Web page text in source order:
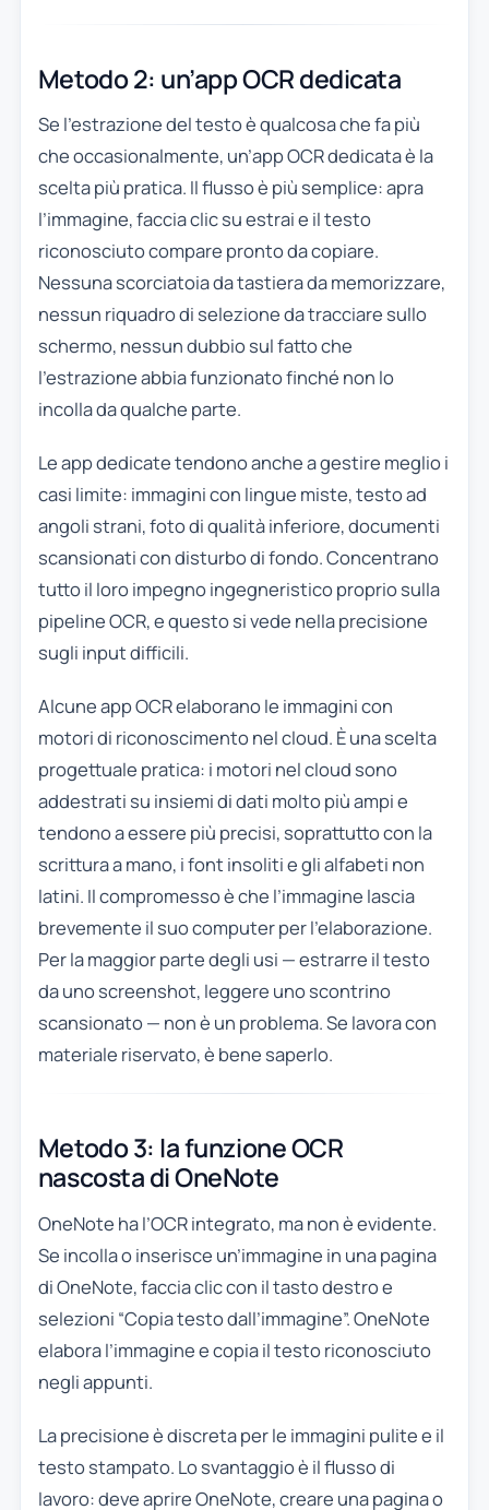
Metodo 2: un’app OCR dedicata
Se l’estrazione del testo è qualcosa che fa più
che occasionalmente, un’app OCR dedicata è la
scelta più pratica. Il flusso è più semplice: apra
l’immagine, faccia clic su estrai e il testo
riconosciuto compare pronto da copiare.
Nessuna scorciatoia da tastiera da memorizzare,
nessun riquadro di selezione da tracciare sullo
schermo, nessun dubbio sul fatto che
l’estrazione abbia funzionato finché non lo
incolla da qualche parte.
Le app dedicate tendono anche a gestire meglio i
casi limite: immagini con lingue miste, testo ad
angoli strani, foto di qualità inferiore, documenti
scansionati con disturbo di fondo. Concentrano
tutto il loro impegno ingegneristico proprio sulla
pipeline OCR, e questo si vede nella precisione
sugli input difficili.
Alcune app OCR elaborano le immagini con
motori di riconoscimento nel cloud. È una scelta
progettuale pratica: i motori nel cloud sono
addestrati su insiemi di dati molto più ampi e
tendono a essere più precisi, soprattutto con la
scrittura a mano, i font insoliti e gli alfabeti non
latini. Il compromesso è che l’immagine lascia
brevemente il suo computer per l’elaborazione.
Per la maggior parte degli usi — estrarre il testo
da uno screenshot, leggere uno scontrino
scansionato — non è un problema. Se lavora con
materiale riservato, è bene saperlo.
Metodo 3: la funzione OCR
nascosta di OneNote
OneNote ha l’OCR integrato, ma non è evidente.
Se incolla o inserisce un’immagine in una pagina
di OneNote, faccia clic con il tasto destro e
selezioni “Copia testo dall’immagine”. OneNote
elabora l’immagine e copia il testo riconosciuto
negli appunti.
La precisione è discreta per le immagini pulite e il
testo stampato. Lo svantaggio è il flusso di
lavoro: deve aprire OneNote, creare una pagina o